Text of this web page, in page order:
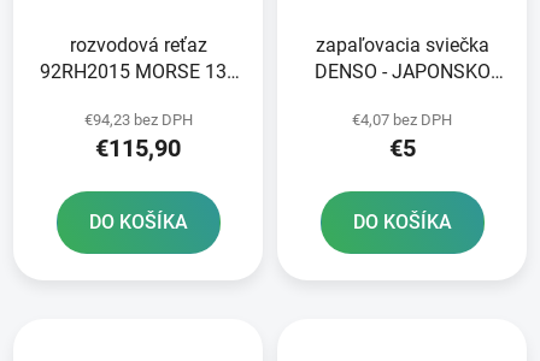
rozvodová reťaz
92RH2015 MORSE 134
€94,23 bez DPH
€115,90
DO KOŠÍKA
zapaľovacia sviečka
DENSO - JAPONSKO
STANDARD
€4,07 bez DPH
€5
DO KOŠÍKA